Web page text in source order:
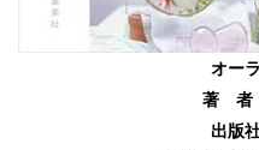
オー
著 者
出版